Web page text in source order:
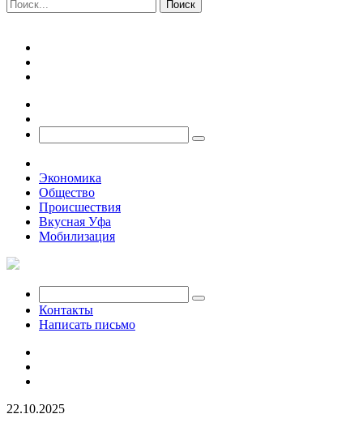
Экономика
Общество
Происшествия
Вкусная Уфа
Мобилизация
Контакты
Написать письмо
22.10.2025